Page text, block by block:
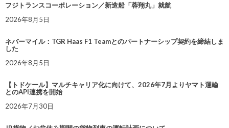
フジトランスコーポレーション／新造船「蓉翔丸」就航
2026年8月5日
ネバーマイル：TGR Haas F1 Teamとのパートナーシップ契約を締結しま
した
2026年8月5日
【トドケール】マルチキャリア化に向けて、2026年7月よりヤマト運輸
とのAPI連携を開始
2026年7月30日